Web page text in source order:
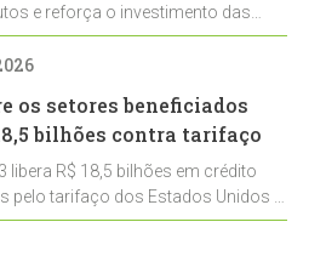
e reforça o investimento das
de Cavalos Crioulos voltados
os setores beneficiados
bilhões contra tarifaço
libera R$ 18,5 bilhões em crédito
pelo tarifaço dos Estados Unidos e
setores estratégicos